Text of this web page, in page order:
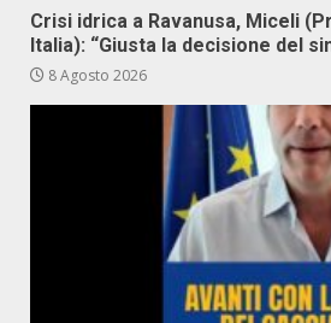
Crisi idrica a Ravanusa, Miceli
Italia): “Giusta la decisione del
8 Agosto 2026